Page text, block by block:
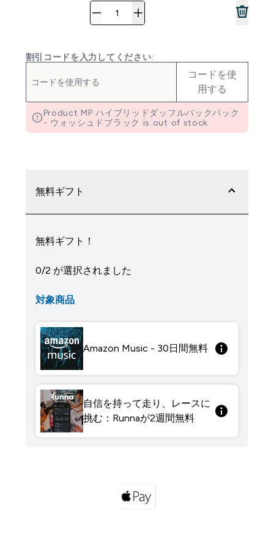
割引コードを入力してください:
コードを使
用する
Product MP ハイブリッドダッフルバックパック
- ウォッシュドブラック is out of stock
無料ギフト
無料ギフト！
0/2 が選択されました
対象商品
Amazon Music - 30日間無料
自信を持って走り、レースに
挑む：Runnaが2週間無料